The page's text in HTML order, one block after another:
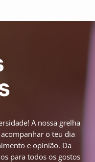
A nossa grelha
o teu dia
e opinião. Da
para todos os gostos